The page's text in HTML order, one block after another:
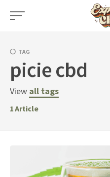
Skip
TAG
picie cbd
View all tags
1Article